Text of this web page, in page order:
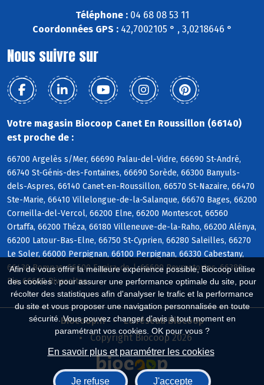
Afin de vous offrir la meilleure expérience possible, Biocoop utilise
des cookies : pour assurer une performance optimale du site, pour
récolter des statistiques afin d'analyser le trafic et la performance
du site et vous proposer une navigation personnalisée en toute
sécurité. Vous pouvez changer d'avis à tout moment en
paramétrant vos cookies. OK pour vous ?
En savoir plus et paramétrer les cookies
Je refuse J'accepte
Téléphone :04 68 08 53 11
Coordonnées GPS :42,7002105 ° , 3,0218646 °
Nous suivre sur
Votre magasin Biocoop Canet En Roussillon (66140)
est proche de :
66700 Argelès s/Mer, 66690 Palau-del-Vidre, 66690 St-André,
66740 St-Génis-des-Fontaines, 66690 Sorède, 66300 Banyuls-
dels-Aspres, 66140 Canet-en-Roussillon, 66570 St-Nazaire, 66470
Ste-Marie, 66410 Villelongue-de-la-Salanque, 66670 Bages, 66200
Corneilla-del-Vercol, 66200 Elne, 66200 Montescot, 66560
Ortaffa, 66200 Théza, 66180 Villeneuve-de-la-Raho, 66200 Alénya,
66200 Latour-Bas-Elne, 66750 St-Cyprien, 66280 Saleilles, 66270
Le Soler, 66000 Perpignan, 66100 Perpignan, 66330 Cabestany,
66430 Bompas, 66600 Espira-de-l, 66600 Peyrestortes, 66380
Pia, 66600 Rivesaltes
Biocoop.fr
Le réseau Biocoop
Copyright Biocoop 2026